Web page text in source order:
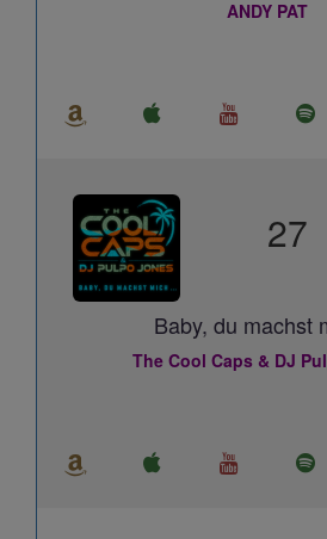
ANDY PAT
27
Baby, du machst
The Cool Caps & DJ